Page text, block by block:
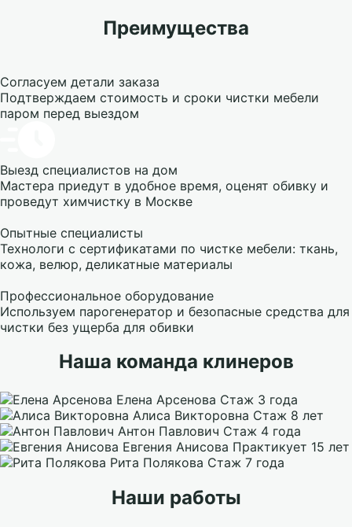
Преимущества
Согласуем детали заказа
Подтверждаем стоимость и сроки чистки мебели
паром перед выездом
Выезд специалистов на дом
Мастера приедут в удобное время, оценят обивку и
проведут химчистку в Москве
Опытные специалисты
Технологи с сертификатами по чистке мебели: ткань,
кожа, велюр, деликатные материалы
Профессиональное оборудование
Используем парогенератор и безопасные средства для
чистки без ущерба для обивки
Наша команда клинеров
Елена Арсенова Стаж 3 года
Алиса Викторовна Стаж 8 лет
Антон Павлович Стаж 4 года
Евгения Анисова Практикует 15 лет
Рита Полякова Стаж 7 года
Наши работы